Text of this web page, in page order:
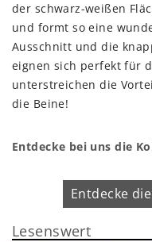
der schwarz-weißen
und formt so eine
Ausschnitt und die
eignen sich perfekt für
unterstreichen die
die Beine!
Entdecke bei uns die
Entdecke
Lesenswert